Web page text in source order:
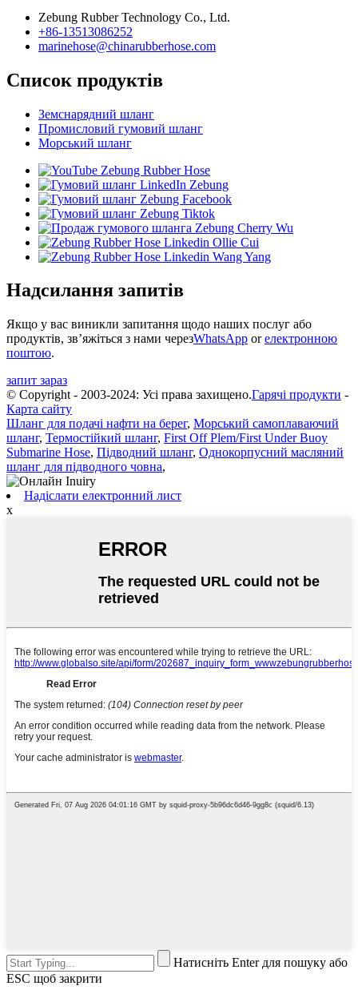
Zebung Rubber Technology Co., Ltd.
+86-13513086252
marinehose@chinarubberhose.com
Список продуктів
Земснарядний шланг
Промисловий гумовий шланг
Морський шланг
Надсилання запитів
Якщо у вас виникли запитання щодо наших послуг або
продуктів, зв’яжіться з нами черезWhatsApp orелектронною
поштою.
запит зараз
© Copyright - 2003-2024: Усі права захищено.Гарячі продукти -
Карта сайту
Шланг для подачі нафти на берег, Морський самоплаваючий
шланг, Термостійкий шланг, First Off Plem/First Under Buoy
Submarine Hose, Підводний шланг, Однокорпусний масляний
шланг для підводного човна,
Надіслати електронний лист
x
Натисніть Enter для пошуку або
ESC щоб закрити